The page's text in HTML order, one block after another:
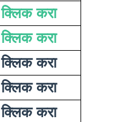
करा
करा
करा
करा
करा